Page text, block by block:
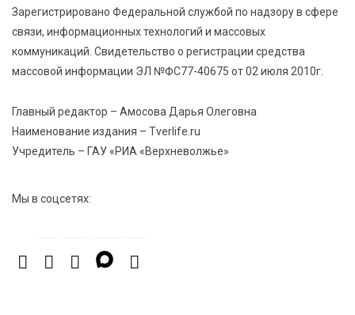
ленту по мотивам басни «Карась»
6 Авг 2026 13:38 412
спортивной столицей России
Зарегистрировано Федеральной службой по надзору в сфере
связи, информационных технологий и массовых
коммуникаций. Свидетельство о регистрации средства
массовой информации ЭЛ №ФС77-40675 от 02 июля 2010г.
Главный редактор – Амосова Дарья Олеговна
Наименование издания – Tverlife.ru
Учредитель – ГАУ «РИА «Верхневолжье»
Мы в соцсетях: